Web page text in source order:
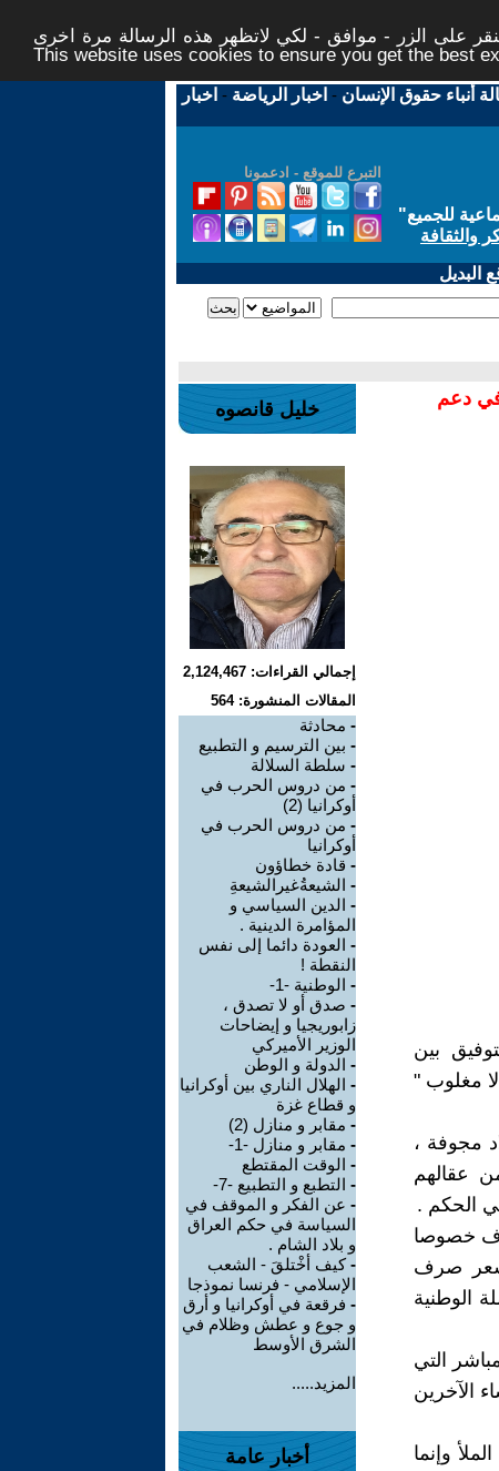
على الزر - موافق - لكي لاتظهر هذه الرسالة مرة اخرى -
This website uses cookies to ensure you get the best
أنباء حقوق الإنسان - اخبار الرياضة - اخبار
التبرع للموقع - ادعمونا
للجميع"
والثقافة
البديل
في دعم
بين
مغلوب "
مجوفة ،
عقالهم
الحكم .
خصوصا
سعر صرف
الوطنية
التي
الآخرين
وإنما
خليل قانصوه
إجمالي القراءات: 2,124,467
المقالات المنشورة: 564
- محادثة
- بين الترسيم و التطبيع
- سلطة السلالة
- من دروس الحرب في
أوكرانيا (2)
- من دروس الحرب في
أوكرانيا
- قادة خطاؤون
- الشيعةُغيرالشيعةِ
- الدين السياسي و
المؤامرة الدينية .
- العودة دائما إلى نفس
النقطة !
- الوطنية -1-
- صدق أو لا تصدق ،
زابوريجيا و إيضاحات
الوزير الأميركي
- الدولة و الوطن
- الهلال الناري بين أوكرانيا
و قطاع غزة
- مقابر و منازل (2)
- مقابر و منازل -1-
- الوقت المقتطع
- التطبع و التطبيع -7-
- عن الفكر و الموقف في
السياسة في حكم العراق
و بلاد الشام .
-كيف أخْتلقَ - الشعب
الإسلامي - فرنسا نموذجا
- فرقعة في أوكرانيا و أرق
و جوع و عطش وظلام في
الشرق الأوسط
المزيد.....
أخبار عامة